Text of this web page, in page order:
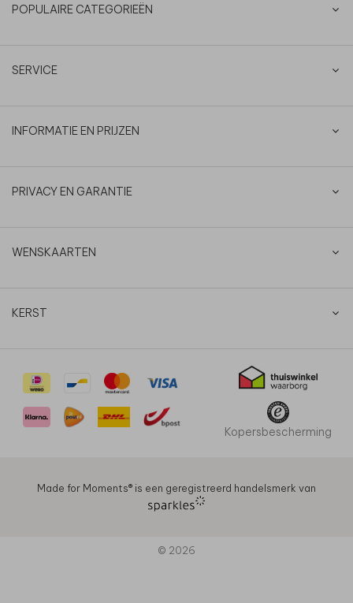
POPULAIRE CATEGORIEËN
SERVICE
INFORMATIE EN PRIJZEN
PRIVACY EN GARANTIE
WENSKAARTEN
KERST
Kopersbescherming
Made for Moments®️ is een geregistreerd handelsmerk van
© 2026